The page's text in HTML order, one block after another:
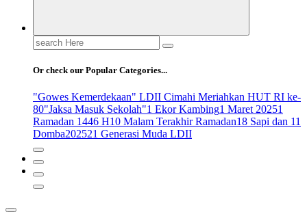
Search
for:
Or check our Popular Categories...
"Gowes Kemerdekaan" LDII Cimahi Meriahkan HUT RI ke-
80"Jaksa Masuk Sekolah"1 Ekor Kambing1 Maret 20251
Ramadan 1446 H10 Malam Terakhir Ramadan18 Sapi dan 11
Domba202521 Generasi Muda LDII